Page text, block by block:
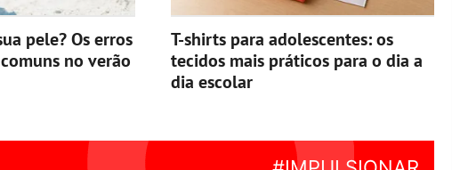
pele? Os erros
no verão
T-shirts para adolescentes: os
tecidos mais práticos para o dia a
dia escolar